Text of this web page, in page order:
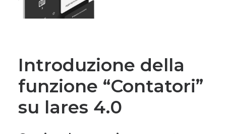
PREVENTIVI
Introduzione della
funzione “Contatori”
su lares 4.0